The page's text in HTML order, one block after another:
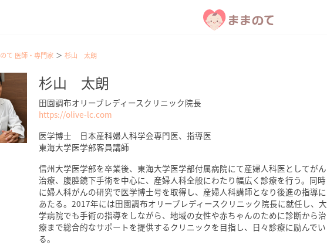
て 医師・専門家 杉山 太朗
杉山 太朗
田園調布オリーブレディースクリニック院長
https://olive-lc.com
医学博士 日本産科婦人科学会専門医、指導医
東海大学医学部客員講師
信州大学医学部を卒業後、東海大学医学部付属病院にて産婦人科医としてがん
治療、腹腔鏡下手術を中心に、産婦人科全般にわたり幅広く診療を行う。同時
に婦人科がんの研究で医学博士号を取得し、産婦人科講師となり後進の指導に
あたる。2017年には田園調布オリーブレディースクリニック院長に就任し、大
学病院でも手術の指導をしながら、地域の女性や赤ちゃんのために診断から治
療まで総合的なサポートを提供するクリニックを目指し、日々診療に励んでい
る。